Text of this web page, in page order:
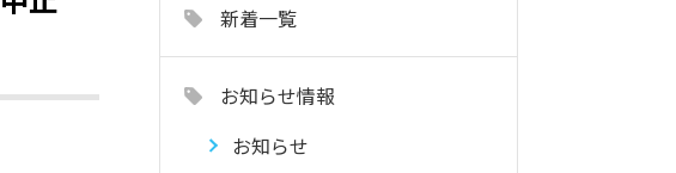
新着一覧
お知らせ情報
お知らせ